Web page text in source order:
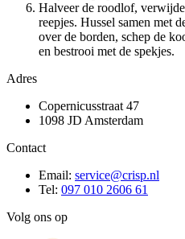
Halveer de roodlof,
reepjes. Hussel samen met
over de borden, schep de
en bestrooi met de spekjes.
Adres
Copernicusstraat 47
1098 JD Amsterdam
Contact
Email: service@crisp.nl
Tel: 097 010 2606 61
Volg ons op